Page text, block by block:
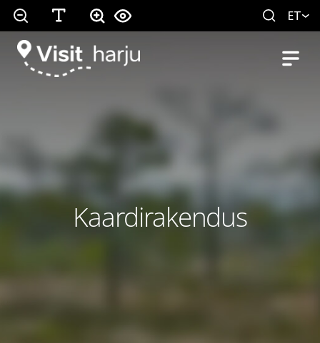
ET
Kaardirakendus